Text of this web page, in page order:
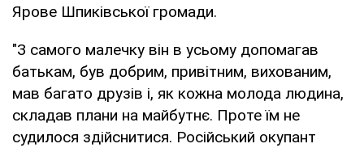
Ярове Шпиківської громади.
"З самого малечку він в усьому допомагав
батькам, був добрим, привітним, вихованим,
мав багато друзів і, як кожна молода людина,
складав плани на майбутнє. Проте їм не
судилося здійснитися. Російський окупант